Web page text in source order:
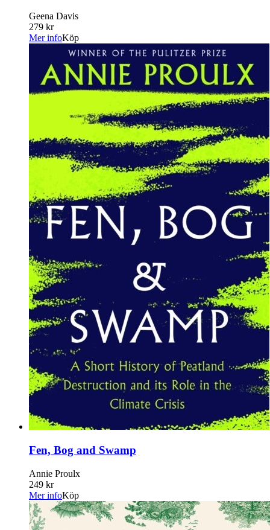
Geena Davis
279 kr
Mer infoKöp
Fen, Bog and Swamp
Annie Proulx
249 kr
Mer infoKöp